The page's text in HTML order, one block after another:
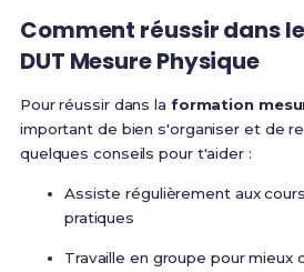
Comment réussir dans
DUT Mesure Physique
Pour réussir dans la formation
important de bien s'organiser et de
quelques conseils pour t'aider :
Assiste régulièrement aux
pratiques
Travaille en groupe pour mieux